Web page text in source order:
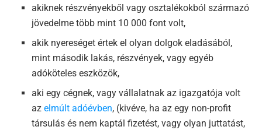
akiknek részvényekből vagy osztalékokból származó
jövedelme több mint 10 000 font volt,
akik nyereséget értek el olyan dolgok eladásából,
mint második lakás, részvények, vagy egyéb
adóköteles eszközök,
aki egy cégnek, vagy vállalatnak az igazgatója volt
azelmúlt adóévben, (kivéve, ha az egy non-profit
társulás és nem kaptál fizetést, vagy olyan juttatást,